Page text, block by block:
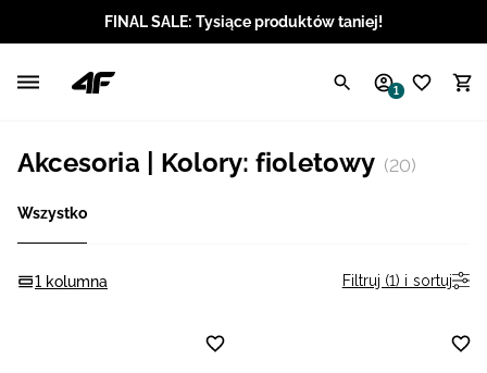
FINAL SALE: Tysiące produktów taniej!
1
Akcesoria | Kolory: fioletowy (20)
Wszystko
1 kolumna Filtruj (1) i sortuj
Angielski / USD
Chorwacki / EUR